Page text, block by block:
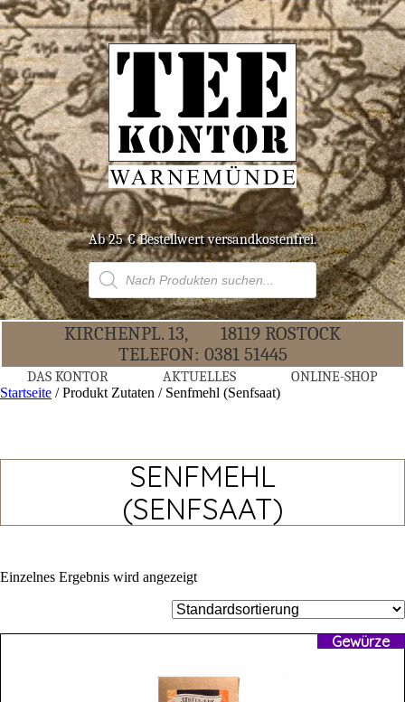
Ab 25 € Bestell­wert versandkostenfrei.
Products
search
KIR­CHEN­PL. 13,
18119 ROS­TOCK
TELE­FON: 0381 51445
DAS KON­TOR AKTU­EL­LES ONLINE-SHOP
Startseite / Produkt Zutaten / Senfmehl (Senfsaat)
SENFMEHL
(SENFSAAT)
Einzelnes Ergebnis wird angezeigt
Gewürze